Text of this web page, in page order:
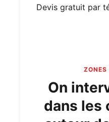
Devis gratuit par
On
dans les